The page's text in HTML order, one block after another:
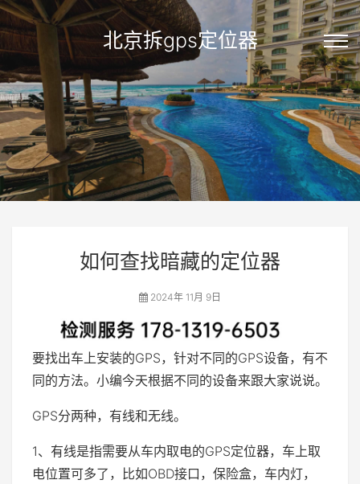
北京拆gps定位器
如何查找暗藏的定位器
2024年 11月 9日
要找出车上安装的GPS，针对不同的GPS设备，有不
同的方法。小编今天根据不同的设备来跟大家说说。
GPS分两种，有线和无线。
1、有线是指需要从车内取电的GPS定位器，车上取
电位置可多了，比如OBD接口，保险盒，车内灯，